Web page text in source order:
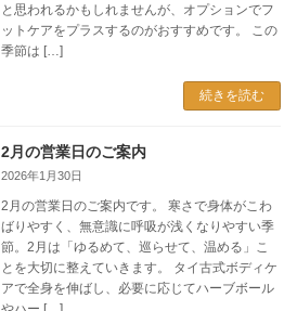
と思われるかもしれませんが、オプションでフ
ットケアをプラスするのがおすすめです。 この
季節は […]
続きを読む
2月の営業日のご案内
2026年1月30日
2月の営業日のご案内です。 寒さで身体がこわ
ばりやすく、無意識に呼吸が浅くなりやすい季
節。2月は「ゆるめて、巡らせて、温める」こ
とを大切に整えていきます。 タイ古式ボディケ
アで全身を伸ばし、必要に応じてハーブボール